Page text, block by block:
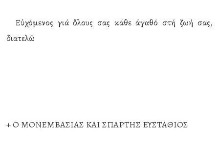
Εὐχόμενος γιά ὅλους σας κάθε ἀγαθό στή ζωή σας,
διατελῶ
+ Ο ΜΟΝΕΜΒΑΣΙΑΣ ΚΑΙ ΣΠΑΡΤΗΣ ΕΥΣΤΑΘΙΟΣ